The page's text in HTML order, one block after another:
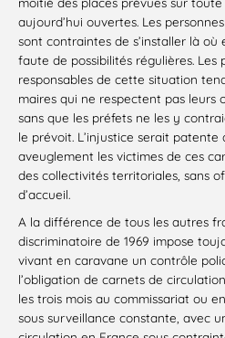
aujourd’hui ouvertes. Les
sont contraintes de s’installer là où
faute de possibilités régulières. Les
responsables de cette situation
maires qui ne respectent pas leurs
sans que les préfets ne les y
le prévoit. L’injustice serait patente
aveuglement les victimes de ces
des collectivités territoriales, sans
d’accueil.
A la différence de tous les autres
discriminatoire de 1969 impose
vivant en caravane un contrôle
l’obligation de carnets de
les trois mois au commissariat ou
sous surveillance constante, avec